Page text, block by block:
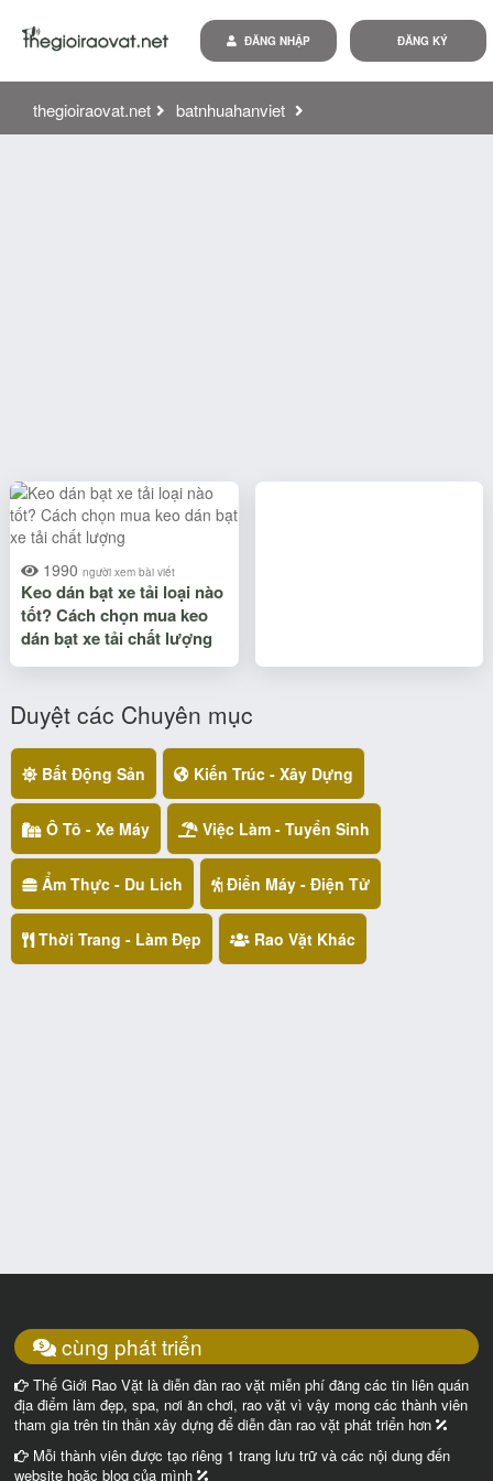
ĐĂNG KÝ
ĐĂNG NHẬP
thegioiraovat.net batnhuahanviet
1990 người xem bài viết
Keo dán bạt xe tải loại nào
tốt? Cách chọn mua keo
dán bạt xe tải chất lượng
Duyệt các Chuyên mục
Bất Động Sản Kiến Trúc - Xây Dựng
Ô Tô - Xe Máy Việc Làm - Tuyển Sinh
Ẩm Thực - Du Lich Điển Máy - Điện Tử
Thời Trang - Làm Đẹp Rao Vặt Khác
cùng phát triển
Thế Giới Rao Vặt là diễn đàn rao vặt miễn phí đăng các tin liên quán
địa điểm làm đẹp, spa, nơi ăn chơi, rao vặt vì vậy mong các thành viên
tham gia trên tin thần xây dựng để diễn đàn rao vặt phát triển hơn
Mỗi thành viên được tạo riêng 1 trang lưu trữ và các nội dung đến
website hoặc blog của mình